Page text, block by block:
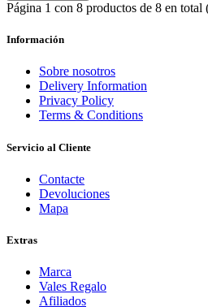
Página 1 con 8 productos de 8 en total
Información
Sobre nosotros
Delivery Information
Privacy Policy
Terms & Conditions
Servicio al Cliente
Contacte
Devoluciones
Mapa
Extras
Marca
Vales Regalo
Afiliados